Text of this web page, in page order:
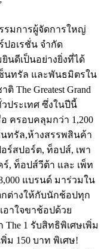
รมการผู้จัดการใหญ่
ปอเรชั่น จำกัด
นดีเป็นอย่างยิ่งที่ได้
นทรัล และพันธมิตรใน
The Greatest Grand
ประเทศ ซึ่งในปีนี้
ครอบคลุมกว่า 1,200
ทรัล,ห้างสรรพสินค้า
ร์สปอร์ต, ท็อปส์, เพา
, ท็อปส์วีต้า และ เพ็ท
แบรนด์ มาร่วมใน
ต่างให้กับนักช้อปทุก
าใจขาช้อปด้วย
1 รับสิทธิพิเศษเพิ่ม
ม 150 บาท พิเศษ!